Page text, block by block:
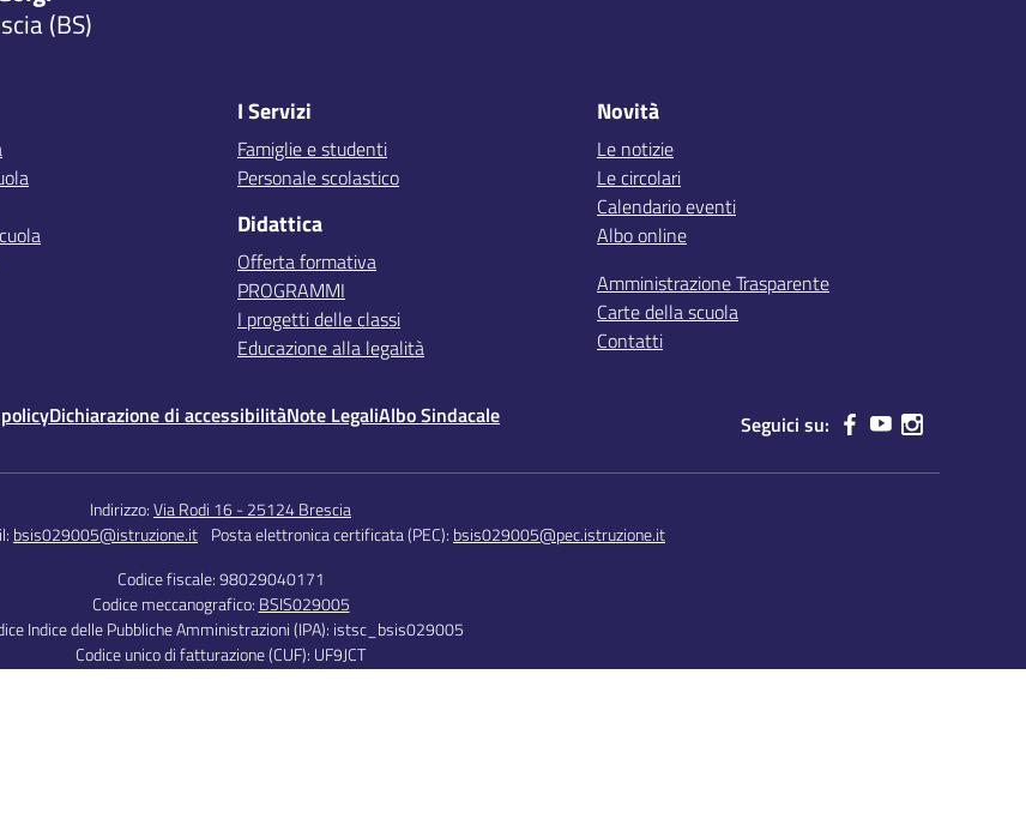
(BS)
I Servizi
Famiglie e studenti
Personale scolastico
Didattica
Offerta formativa
PROGRAMMI
I progetti delle classi
Educazione alla legalità
Novità
Le notizie
Le circolari
Calendario eventi
Albo online
Amministrazione Trasparente
Carte della scuola
Contatti
Dichiarazione di accessibilitàNote LegaliAlbo Sindacale Seguici su:
Indirizzo:Via Rodi 16 - 25124 Brescia
bsis029005@istruzione.it Posta elettronica certificata (PEC): bsis029005@pec.istruzione.it
Codice fiscale: 98029040171
Codice meccanografico: BSIS029005
Indice delle Pubbliche Amministrazioni (IPA): istsc_bsis029005
Codice unico di fatturazione (CUF): UF9JCT